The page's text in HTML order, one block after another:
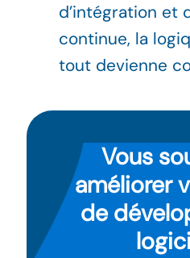
d’intégration et
continue, la
tout devienne
Vous
améliorer
de